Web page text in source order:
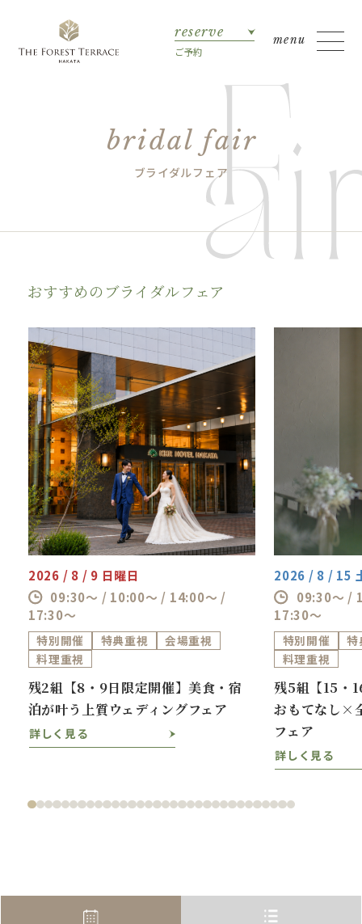
reserve
ご予約
bridal fair
ブライダルフェア
おすすめのブライダルフェア
2026 / 8 / 9 日曜日
09:30～ / 10:00～ / 14:00～ /
17:30～
特別開催 特典重視
会場重視
料理重視
残2組【8・9日限定開催】美食・宿
泊が叶う上質ウェディングフェア
詳しく見る
2026 / 8 / 15
09:30～ /
17:30～
特別開催
特
料理重視
残5組【15・
おもてなし×
フェア
詳しく見る